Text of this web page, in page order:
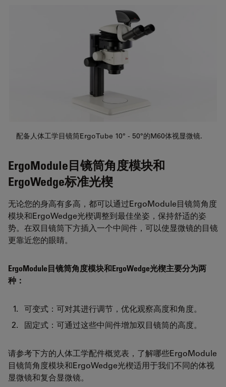
配备人体工学目镜筒ErgoTube 10° - 50°的M60体视显微镜.
ErgoModule目镜筒角度模块和
ErgoWedge标准光楔
无论您的身高有多高，都可以通过ErgoModule目镜筒角度
模块和ErgoWedge光楔调整到最佳坐姿，保持舒适的姿
势。在双目镜筒下方插入一个中间件，可以使显微镜的目镜
更靠近您的眼睛。
ErgoModule目镜筒角度模块和ErgoWedge光楔主要分为两
种：
可变式：可对其进行调节，优化观察高度和角度。
固定式：可通过这些中间件增加双目镜筒的高度。
请参考下方的人体工学配件概览表，了解哪些ErgoModule
目镜筒角度模块和ErgoWedge光楔适用于我们不同的体视
显微镜和复合显微镜。